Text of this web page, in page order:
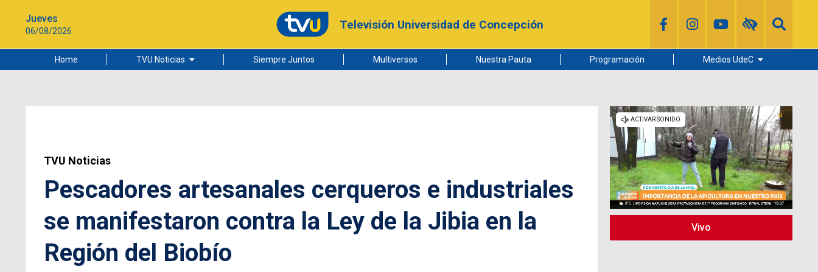
Jueves
06/08/2026 Televisión Universidad de Concepción
Home TVU Noticias
Ciudad
Siempre Juntos Multiversos Nuestra Pauta Programación Medios UdeC
Radio UdeC
Noticias UdeC
La Discusión
TVU Noticias
Pescadores artesanales cerqueros e industriales
se manifestaron contra la Ley de la Jibia en la
Región del Biobío
Vivo